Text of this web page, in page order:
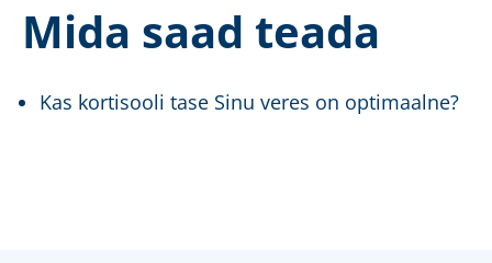
Mida saad teada
Kas kortisooli tase Sinu veres on optimaalne?